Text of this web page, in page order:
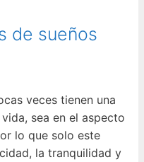
de sueños
veces tienen una
sea en el aspecto
lo que solo este
la tranquilidad y